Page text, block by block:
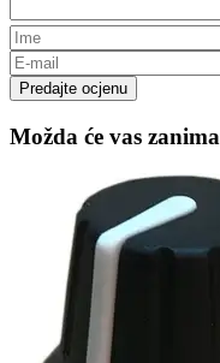
Predajte ocjenu
Možda će vas